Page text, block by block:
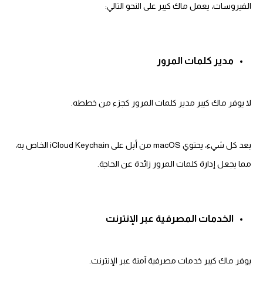
الفيروسات، يعمل ماك كيبر على النحو التالي:
مدير كلمات المرور
لا يوفر ماك كيبر مدير كلمات المرور كجزء من خططه.
بعد كل شيء، يحتوي macOS من أبل على iCloud Keychain الخاص به،
مما يجعل إدارة كلمات المرور زائدة عن الحاجة.
الخدمات المصرفية عبر الإنترنت
يوفر ماك كيبر خدمات مصرفية آمنة عبر الإنترنت.